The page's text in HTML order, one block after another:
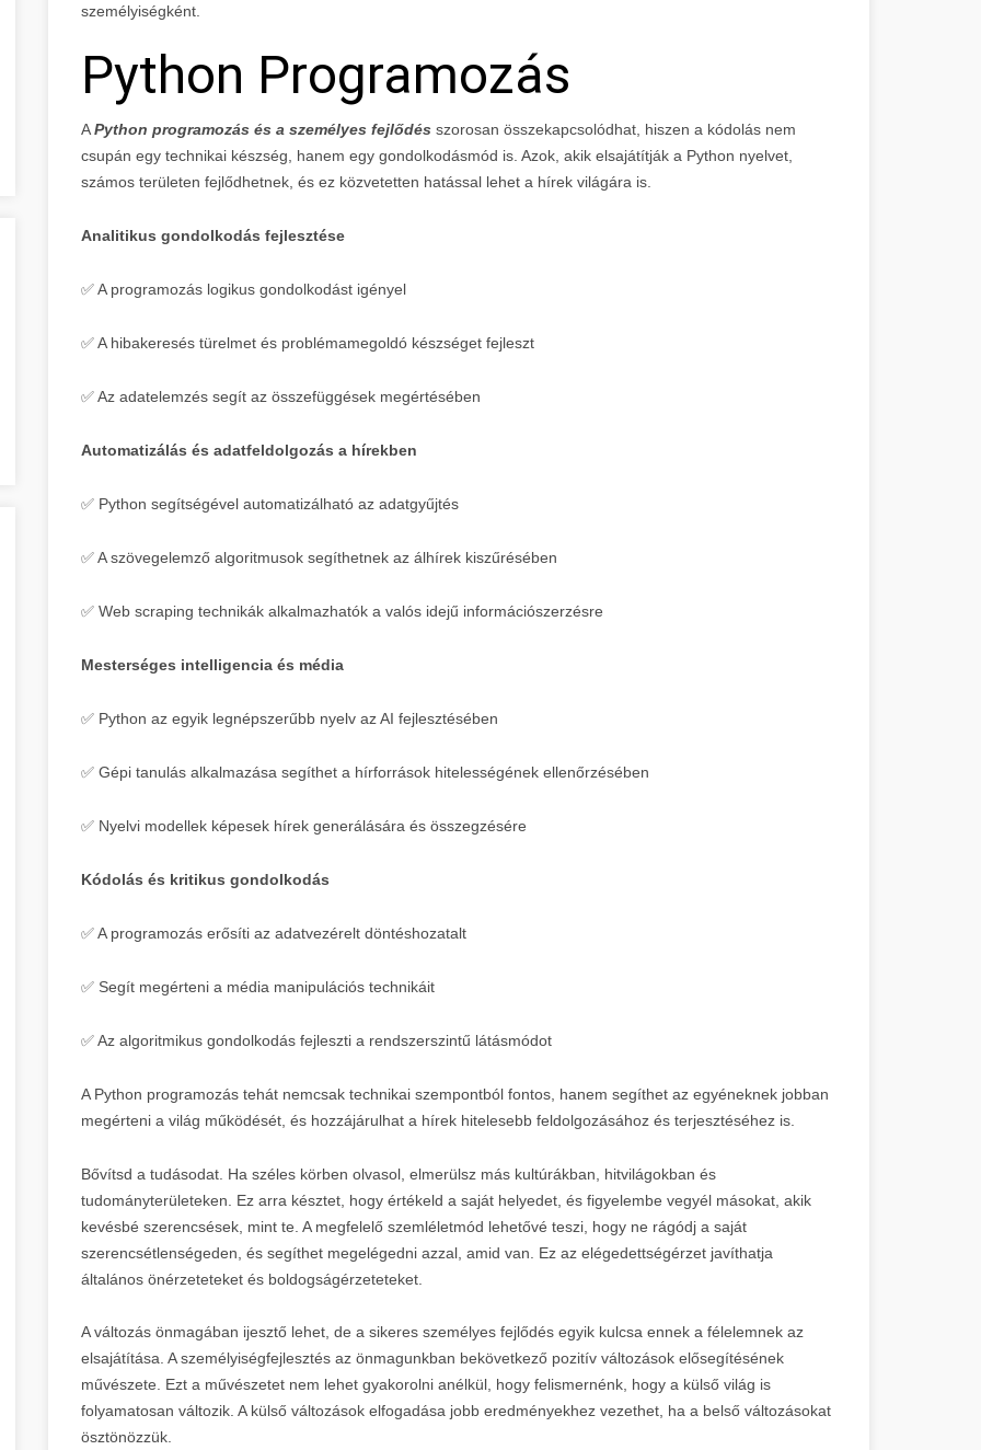
személyiségként.
Python Programozás
APython programozás és a személyes fejlődés szorosan összekapcsolódhat, hiszen a kódolás nem
csupán egy technikai készség, hanem egy gondolkodásmód is. Azok, akik elsajátítják a Python nyelvet,
számos területen fejlődhetnek, és ez közvetetten hatással lehet a hírek világára is.
Analitikus gondolkodás fejlesztése
✅ A programozás logikus gondolkodást igényel
✅ A hibakeresés türelmet és problémamegoldó készséget fejleszt
✅ Az adatelemzés segít az összefüggések megértésében
Automatizálás és adatfeldolgozás a hírekben
✅ Python segítségével automatizálható az adatgyűjtés
✅ A szövegelemző algoritmusok segíthetnek az álhírek kiszűrésében
✅ Web scraping technikák alkalmazhatók a valós idejű információszerzésre
Mesterséges intelligencia és média
✅ Python az egyik legnépszerűbb nyelv az AI fejlesztésében
✅ Gépi tanulás alkalmazása segíthet a hírforrások hitelességének ellenőrzésében
✅ Nyelvi modellek képesek hírek generálására és összegzésére
Kódolás és kritikus gondolkodás
✅ A programozás erősíti az adatvezérelt döntéshozatalt
✅ Segít megérteni a média manipulációs technikáit
✅ Az algoritmikus gondolkodás fejleszti a rendszerszintű látásmódot
A Python programozás tehát nemcsak technikai szempontból fontos, hanem segíthet az egyéneknek jobban
megérteni a világ működését, és hozzájárulhat a hírek hitelesebb feldolgozásához és terjesztéséhez is.
Bővítsd a tudásodat. Ha széles körben olvasol, elmerülsz más kultúrákban, hitvilágokban és
tudományterületeken. Ez arra késztet, hogy értékeld a saját helyedet, és figyelembe vegyél másokat, akik
kevésbé szerencsések, mint te. A megfelelő szemléletmód lehetővé teszi, hogy ne rágódj a saját
szerencsétlenségeden, és segíthet megelégedni azzal, amid van. Ez az elégedettségérzet javíthatja
általános önérzeteteket és boldogságérzeteteket.
A változás önmagában ijesztő lehet, de a sikeres személyes fejlődés egyik kulcsa ennek a félelemnek az
elsajátítása. A személyiségfejlesztés az önmagunkban bekövetkező pozitív változások elősegítésének
művészete. Ezt a művészetet nem lehet gyakorolni anélkül, hogy felismernénk, hogy a külső világ is
folyamatosan változik. A külső változások elfogadása jobb eredményekhez vezethet, ha a belső változásokat
ösztönözzük.